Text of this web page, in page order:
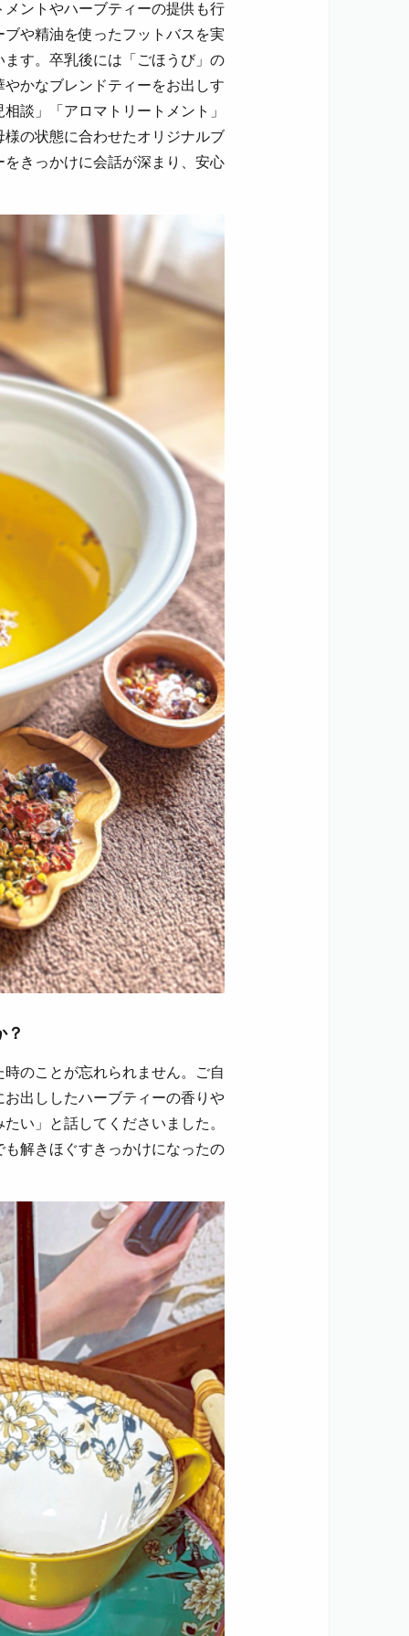
ントやハーブティーの提供も行
や精油を使ったフットバスを実
す。卒乳後には「ごほうび」の
かなブレンドティーをお出しす
談」「アロマトリートメント」
の状態に合わせたオリジナルブ
きっかけに会話が深まり、安心
のことが忘れられません。ご自
出ししたハーブティーの香りや
い」と話してくださいました。
解きほぐすきっかけになったの